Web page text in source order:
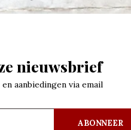
nieuwsbrief
aanbiedingen via email
ABONNEER